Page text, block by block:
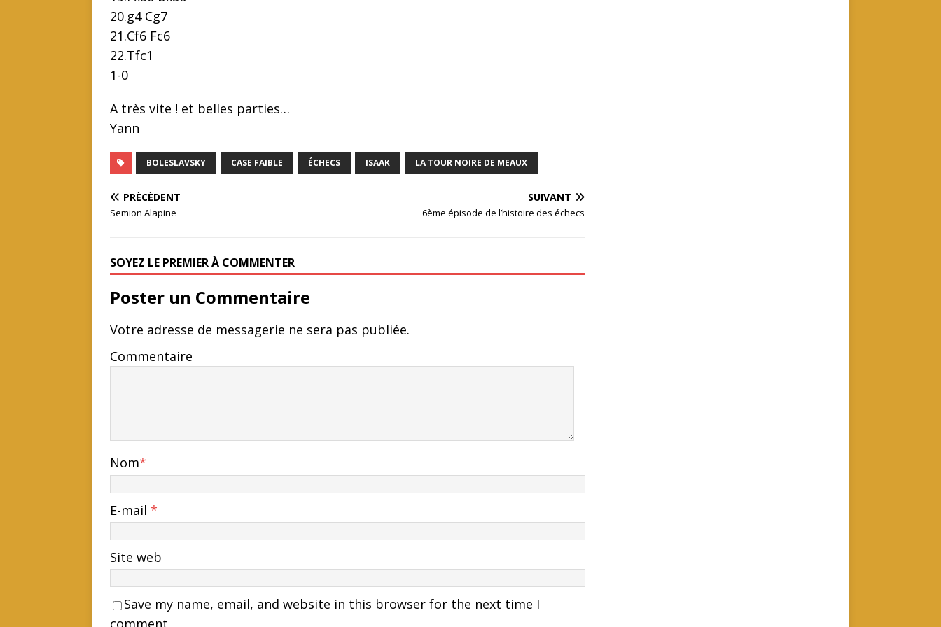
20.g4 Cg7
21.Cf6 Fc6
22.Tfc1
1-0
A très vite ! et belles parties…
Yann
BOLESLAVSKY CASE FAIBLE ÉCHECS ISAAK LA TOUR NOIRE DE MEAUX
PRÉCÉDENT
Semion Alapine
SUIVANT
6ème épisode de l’histoire des échecs
SOYEZ LE PREMIER À COMMENTER
Poster un Commentaire
Votre adresse de messagerie ne sera pas publiée.
Commentaire
Nom*
E-mail *
Site web
Save my name, email, and website in this browser for the next time I
comment.